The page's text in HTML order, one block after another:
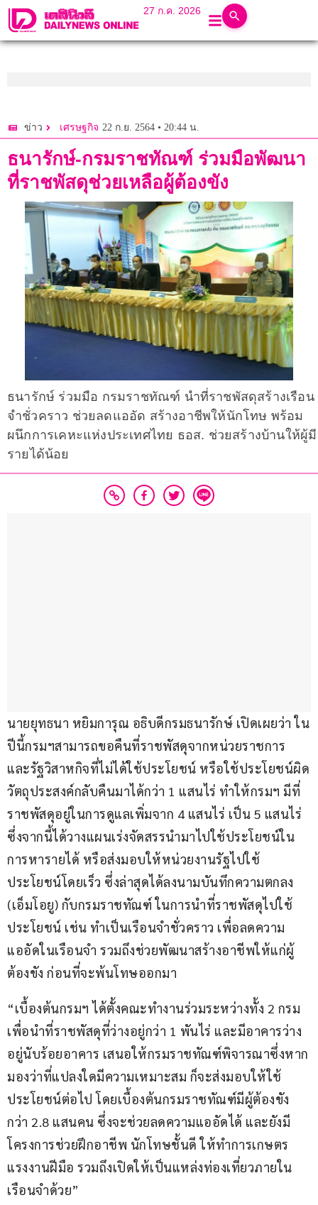
27 ก.ค. 2026
ข่าว เศรษฐกิจ 22 ก.ย. 2564 • 20:44 น.
ธนารักษ์-กรมราชทัณฑ์ ร่วมมือพัฒนา
ที่ราชพัสดุช่วยเหลือผู้ต้องขัง
ธนารักษ์ ร่วมมือ กรมราชทัณฑ์ นำที่ราชพัสดุสร้างเรือน
จำชั่วคราว ช่วยลดแออัด สร้างอาชีพให้นักโทษ พร้อม
ผนึกการเคหะแห่งประเทศไทย ธอส. ช่วยสร้างบ้านให้ผู้มี
รายได้น้อย
นายยุทธนา หยิมการุณ อธิบดีกรมธนารักษ์ เปิดเผยว่า ใน
ปีนี้กรมฯสามารถขอคืนที่ราชพัสดุจากหน่วยราชการ
และรัฐวิสาหกิจที่ไม่ได้ใช้ประโยชน์ หรือใช้ประโยชน์ผิด
วัตถุประสงค์กลับคืนมาได้กว่า 1 แสนไร่ ทำให้กรมฯ มีที่
ราชพัสดุอยู่ในการดูแลเพิ่มจาก 4 แสนไร่ เป็น 5 แสนไร่
ซึ่งจากนี้ได้วางแผนเร่งจัดสรรนำมาไปใช้ประโยชน์ใน
การหารายได้ หรือส่งมอบให้หน่วยงานรัฐไปใช้
ประโยชน์โดยเร็ว ซึ่งล่าสุดได้ลงนามบันทึกความตกลง
(เอ็มโอยู) กับกรมราชทัณฑ์ ในการนำที่ราชพัสดุไปใช้
ประโยชน์ เช่น ทำเป็นเรือนจำชั่วคราว เพื่อลดความ
แออัดในเรือนจำ รวมถึงช่วยพัฒนาสร้างอาชีพให้แก่ผู้
ต้องขัง ก่อนที่จะพ้นโทษออกมา
“เบื้องต้นกรมฯ ได้ตั้งคณะทำงานร่วมระหว่างทั้ง 2 กรม
เพื่อนำที่ราชพัสดุที่ว่างอยู่กว่า 1 พันไร่ และมีอาคารว่าง
อยู่นับร้อยอาคาร เสนอให้กรมราชทัณฑ์พิจารณาซึ่งหาก
มองว่าที่แปลงใดมีความเหมาะสม ก็จะส่งมอบให้ใช้
ประโยชน์ต่อไป โดยเบื้องต้นกรมราชทัณฑ์มีผู้ต้องขัง
กว่า 2.8 แสนคน ซึ่งจะช่วยลดความแออัดได้ และยังมี
โครงการช่วยฝึกอาชีพ นักโทษชั้นดี ให้ทำการเกษตร
แรงงานฝีมือ รวมถึงเปิดให้เป็นแหล่งท่องเที่ยวภายใน
เรือนจำด้วย”